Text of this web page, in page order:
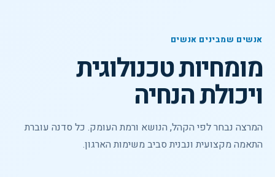
אנשים שמבינים אנשים
מומחיות טכנולוגית
ויכולת הנחיה
המרצה נבחר לפי הקהל, הנושא ורמת העומק. כל סדנה עוברת
התאמה מקצועית ונבנית סביב משימות הארגון.